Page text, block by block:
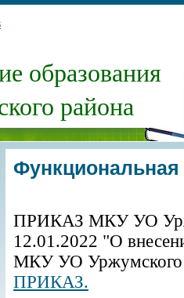
образования
района
Функциональная
ПРИКАЗ МКУ УО
12.01.2022 "О
МКУ УО Уржумского
ПРИКАЗ.